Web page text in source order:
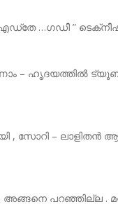
എഡ്തേ …ഗഡീ ”
– ഹൃദയത്തിൽ ട്യൂബ്
, സോറി –
പറഞ്ഞില്ല .